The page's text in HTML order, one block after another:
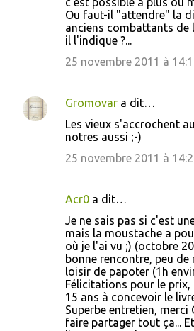
e
s
Ou faut-il "attendre" la
anciens combattants de
il l'indique ?...
25 novembre 2011 à
Gromovar a dit…
Les vieux s'accrochent
notres aussi ;-)
25 novembre 2011 à
Acr0 a dit…
Je ne sais pas si c'est
mais la moustache a
où je l'ai vu ;) (octobre
bonne rencontre, peu
loisir de papoter (1h
Félicitations pour le prix,
15 ans à concevoir le
Superbe entretien,
faire partager tout ça...